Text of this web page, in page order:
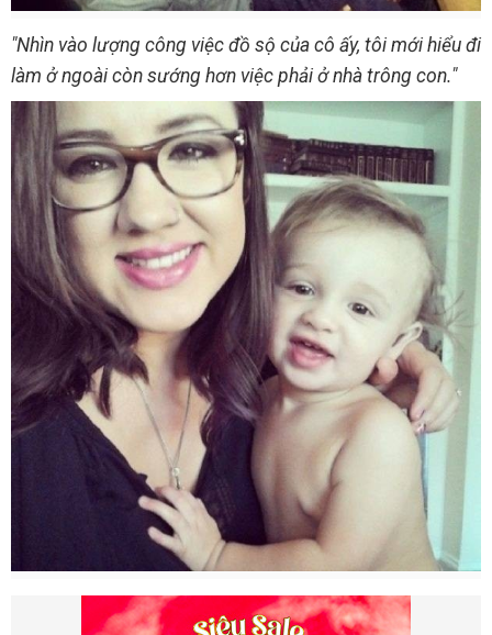
"Nhìn vào lượng công việc đồ sộ của cô ấy, tôi mới hiểu đi
làm ở ngoài còn sướng hơn việc phải ở nhà trông con."